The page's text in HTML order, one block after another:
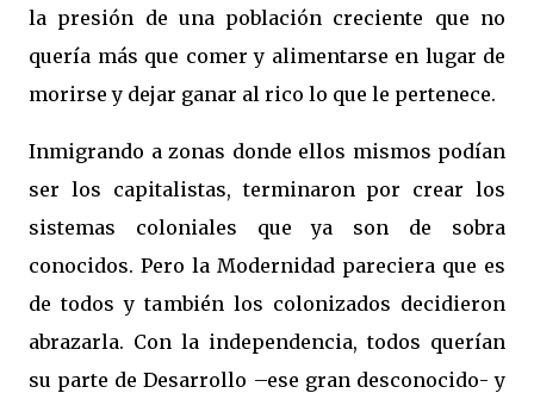
la presión de una población creciente que no
quería más que comer y alimentarse en lugar de
morirse y dejar ganar al rico lo que le pertenece.
Inmigrando a zonas donde ellos mismos podían
ser los capitalistas, terminaron por crear los
sistemas coloniales que ya son de sobra
conocidos. Pero la Modernidad pareciera que es
de todos y también los colonizados decidieron
abrazarla. Con la independencia, todos querían
su parte de Desarrollo –ese gran desconocido- y